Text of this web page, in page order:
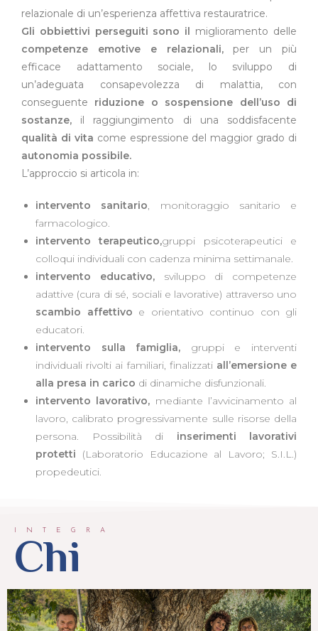
relazionale di un’esperienza affettiva restauratrice.
Gli obbiettivi perseguiti sono il miglioramento delle
competenze emotive e relazionali, per un più
efficace adattamento sociale, lo sviluppo di
un’adeguata consapevolezza di malattia, con
conseguente riduzione o sospensione dell’uso di
sostanze, il raggiungimento di una soddisfacente
qualità di vita come espressione del maggior grado di
autonomia possibile.
L’approccio si articola in:
intervento sanitario, monitoraggio sanitario e
farmacologico.
intervento terapeutico,gruppi psicoterapeutici e
colloqui individuali con cadenza minima settimanale.
intervento educativo,sviluppo di competenze
adattive (cura di sé, sociali e lavorative) attraverso uno
scambio affettivo e orientativo continuo con gli
educatori.
intervento sulla famiglia, gruppi e interventi
individuali rivolti ai familiari, finalizzati all’emersione e
alla presa in carico di dinamiche disfunzionali.
intervento lavorativo, mediante l’avvicinamento al
lavoro, calibrato progressivamente sulle risorse della
persona. Possibilità di inserimenti lavorativi
protetti (Laboratorio Educazione al Lavoro; S.I.L.)
propedeutici.
INTEGRA
Chi